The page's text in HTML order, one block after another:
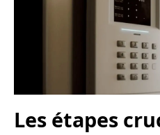
Les étapes